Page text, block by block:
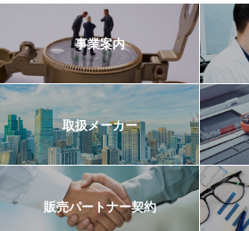
事業案内
取扱メーカー
販売パートナー契約